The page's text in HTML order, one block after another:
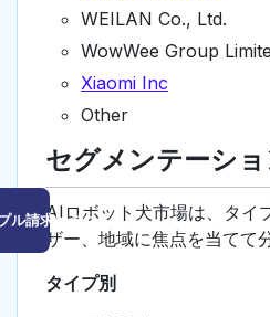
ル請求はこちら
WEILAN Co., Ltd.
WowWee Group
Xiaomi Inc
Other
セグメンテーシ
AIロボット犬市場は、タイ
ザー、地域に焦点を当てて
タイプ別